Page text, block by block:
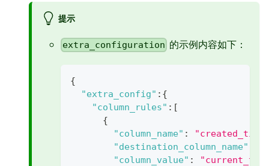
提示
extra_configuration 的示例内容如下：
{
"extra_config" : {
"column_rules" : [
{
"column_name" :
"destination_column_name"
"column_value" :